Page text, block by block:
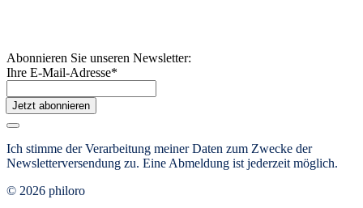
Abonnieren Sie unseren Newsletter:
Ihre E-Mail-Adresse*
Jetzt abonnieren
Ich stimme der Verarbeitung meiner Daten zum Zwecke der
Newsletterversendung zu. Eine Abmeldung ist jederzeit möglich.
© 2026 philoro